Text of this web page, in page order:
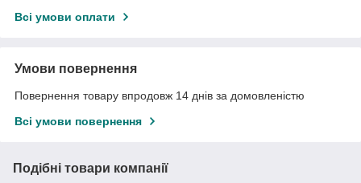
Всі умови оплати
Умови повернення
Повернення товару впродовж 14 днів за домовленістю
Всі умови повернення
Подібні товари компанії